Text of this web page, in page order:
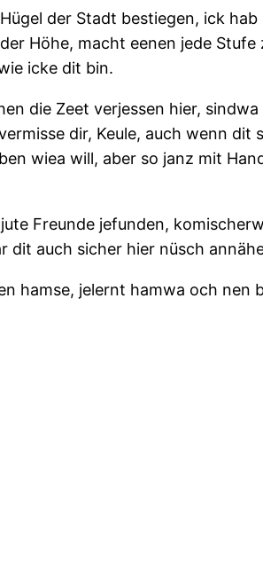
der Stadt bestiegen, ick
Höhe, macht eenen jede
icke dit bin.
die Zeet verjessen hier,
dir, Keule, auch wenn
wiea will, aber so janz mit
Freunde jefunden,
auch sicher hier nüsch
hamse, jelernt hamwa och nen